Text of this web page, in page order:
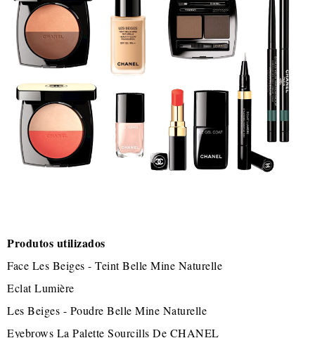
Produtos utilizados
Face Les Beiges - Teint Belle Mine Naturelle
Eclat Lumière
Les Beiges - Poudre Belle Mine Naturelle
Eyebrows La Palette Sourcills De CHANEL